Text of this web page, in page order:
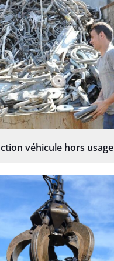
véhicule hors usage